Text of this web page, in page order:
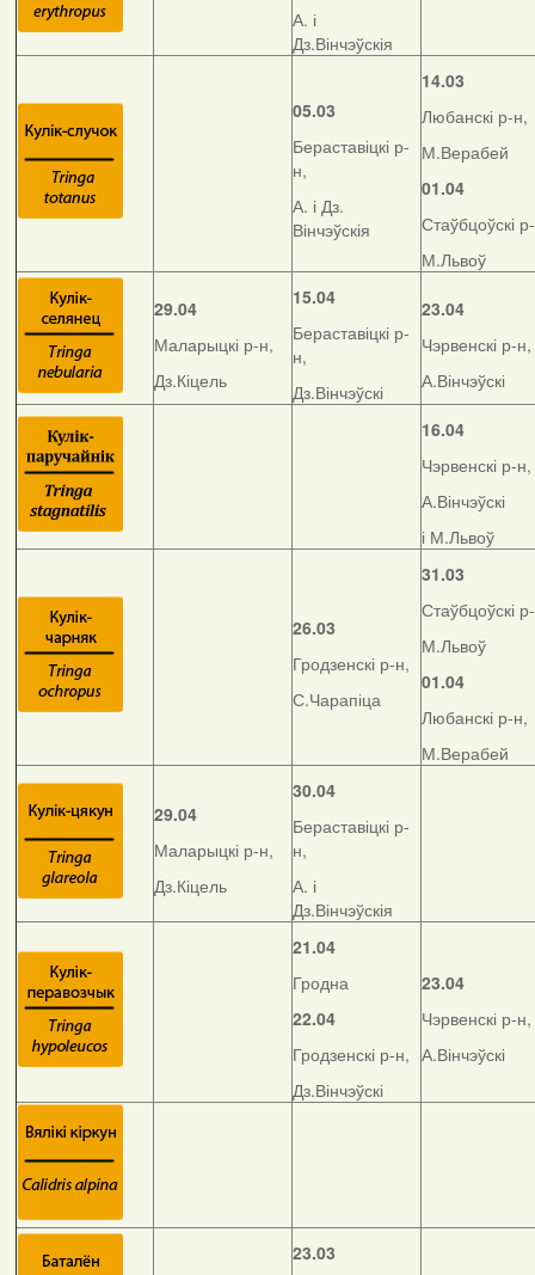
А. і
Дз.Вінчэўскія
05.03
Бераставіцкі р-
н,
А. і Дз.
Вінчэўскія
14.03
Любанскі р-н,
М.Верабей
01.04
Стаўбцоўскі
М.Львоў
29.04
Маларыцкі р-н,
Дз.Кіцель
15.04
Бераставіцкі р-
н,
Дз.Вінчэўскі
23.04
Чэрвенскі р-н,
А.Вінчэўскі
16.04
Чэрвенскі р-н,
А.Вінчэўскі
і М.Львоў
26.03
Гродзенскі р-н,
С.Чарапіца
31.03
Стаўбцоўскі
М.Львоў
01.04
Любанскі р-н,
М.Верабей
29.04
Маларыцкі р-н,
Дз.Кіцель
30.04
Бераставіцкі р-
н,
А. і
Дз.Вінчэўскія
21.04
Гродна
22.04
Гродзенскі р-н,
Дз.Вінчэўскі
23.04
Чэрвенскі р-н,
А.Вінчэўскі
23.03